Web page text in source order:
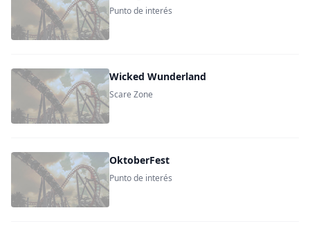
Punto de interés
Wicked Wunderland
Scare Zone
OktoberFest
Punto de interés